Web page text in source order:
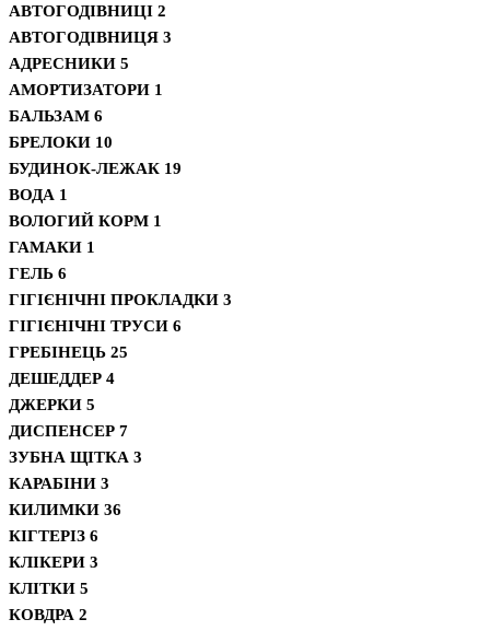
АВТОГОДІВНИЦІ 2
АВТОГОДІВНИЦЯ 3
АДРЕСНИКИ 5
АМОРТИЗАТОРИ 1
БАЛЬЗАМ 6
БРЕЛОКИ 10
БУДИНОК-ЛЕЖАК 19
ВОДА 1
ВОЛОГИЙ КОРМ 1
ГАМАКИ 1
ГЕЛЬ 6
ГІГІЄНІЧНІ ПРОКЛАДКИ 3
ГІГІЄНІЧНІ ТРУСИ 6
ГРЕБІНЕЦЬ 25
ДЕШЕДДЕР 4
ДЖЕРКИ 5
ДИСПЕНСЕР 7
ЗУБНА ЩІТКА 3
КАРАБІНИ 3
КИЛИМКИ 36
КІГТЕРІЗ 6
КЛІКЕРИ 3
КЛІТКИ 5
КОВДРА 2